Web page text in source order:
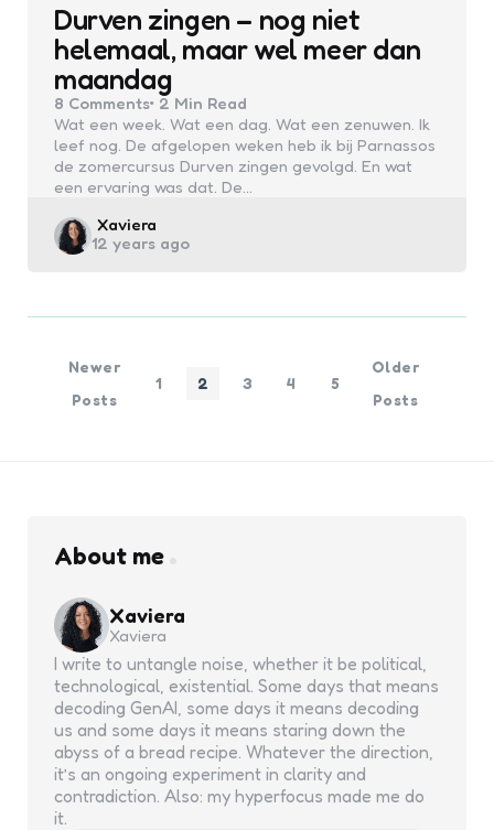
Durven zingen – nog niet
helemaal, maar wel meer dan
maandag
8 Comments 2 Min Read
Wat een week. Wat een dag. Wat een zenuwen. Ik
leef nog. De afgelopen weken heb ik bij Parnassos
de zomercursus Durven zingen gevolgd. En wat
een ervaring was dat. De…
Posted
by
Xaviera
12 years ago
Newer
Posts
1 2 3 4 5
Older
Posts
About me
Xaviera
Xaviera
I write to untangle noise, whether it be political,
technological, existential. Some days that means
decoding GenAI, some days it means decoding
us and some days it means staring down the
abyss of a bread recipe. Whatever the direction,
it’s an ongoing experiment in clarity and
contradiction. Also: my hyperfocus made me do
it.